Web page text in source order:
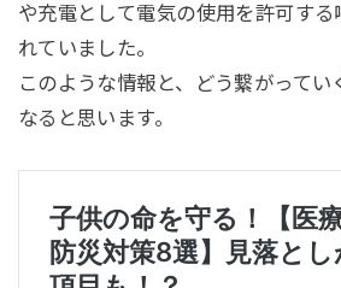
や充電として電気の使用を許可す
れていました。
このような情報と、どう繋がってい
なると思います。